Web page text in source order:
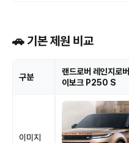
🚗 기본 제원 비교
구분
랜드로버 레인지로버
이보크 P250 S
이미지